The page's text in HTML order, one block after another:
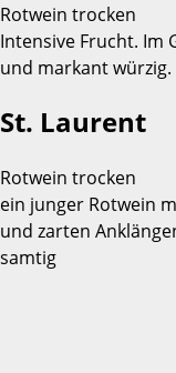
Rotwein trocken
Intensive Frucht. Im
und markant würzig.
St. Laurent
Rotwein trocken
ein junger Rotwein
und zarten
samtig